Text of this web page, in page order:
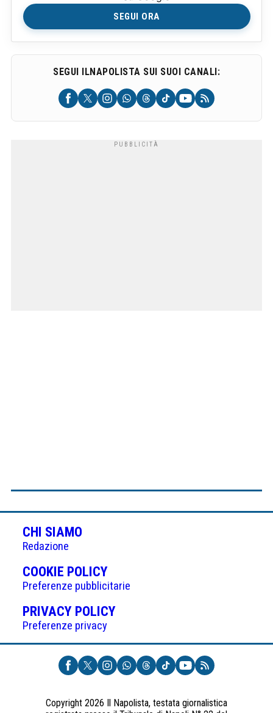
SEGUI ORA
SEGUI ILNAPOLISTA SUI SUOI CANALI:
CHI SIAMO
Redazione
COOKIE POLICY(APRE
IN
UNA
NUOVA
Preferenze pubblicitarie
PRIVACY POLICY(APRE
UNA
NUOVA
SCHEDA)
Preferenze privacy
Copyright 2026 Il Napolista, testata giornalistica